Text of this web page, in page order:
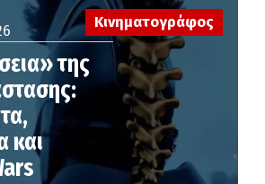
της
και
Κινηματογράφος